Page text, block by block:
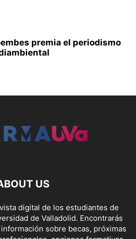
premia el periodismo
US
digital de los estudiantes de
de Valladolid. Encontrarás
sobre becas, próximas